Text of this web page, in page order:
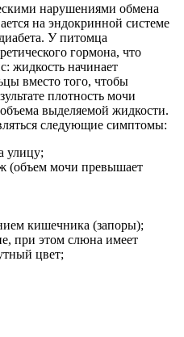
нарушениями обмена
на эндокринной системе
У питомца
гормона, что
жидкость начинает
вместо того, чтобы
плотность мочи
выделяемой жидкости.
следующие симптомы:
улицу;
(объем мочи превышает
кишечника (запоры);
при этом слюна имеет
цвет;